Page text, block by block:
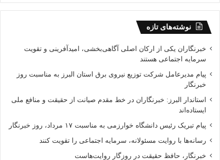
نوشته‌های تازه
خبرنگاران یکی از ارکان اصلی آگاهی‌بخشی، امیدآفرینی و تقویت
سرمایه اجتماعی هستند
پیام مدیرعامل شرکت توزیع نیروی برق استان البرز به مناسبت روز
خبرنگار
استاندار البرز: خبرنگاران در خط مقدم صیانت از حقیقت و منافع ملی
ایستاده‌اند
پیام تبریک رئیس دانشگاه خوارزمی به مناسبت ۱۷ مرداد، روز خبرنگار
رسانه‌ها با روایت مسئولانه، سرمایه اجتماعی را تقویت کنند
خبرنگار، حافظ حقیقت در روزگار روایت‌هاست